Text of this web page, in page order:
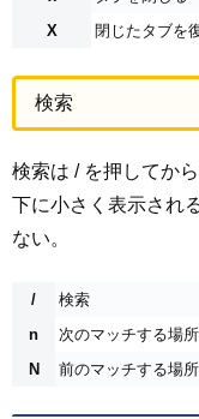
X
閉じたタブを
検索
検索は / を押してか
下に小さく表示され
ない。
/
検索
n
次のマッチする場
N
前のマッチする場